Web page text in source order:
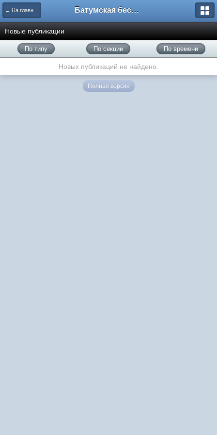
← На главную Батумская беседка
Новые публикации
По типу По секции По времени
Новых публикаций не найдено.
Полная версия